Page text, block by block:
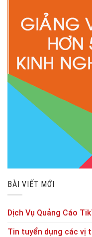
BÀI VIẾT MỚI
Dịch Vụ Quảng Cáo
Tin tuyển dụng các vị